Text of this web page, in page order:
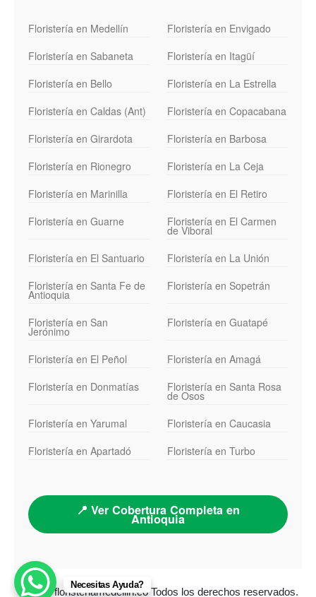
Floristería en Medellín
Floristería en Envigado
Floristería en Sabaneta
Floristería en Itagüí
Floristería en Bello
Floristería en La Estrella
Floristería en Caldas (Ant)
Floristería en Copacabana
Floristería en Girardota
Floristería en Barbosa
Floristería en Rionegro
Floristería en La Ceja
Floristería en Marinilla
Floristería en El Retiro
Floristería en Guarne
Floristería en El Carmen
de Viboral
Floristería en El Santuario
Floristería en La Unión
Floristería en Santa Fe de
Antioquia
Floristería en Sopetrán
Floristería en San
Jerónimo
Floristería en Guatapé
Floristería en El Peñol
Floristería en Amagá
Floristería en Donmatías
Floristería en Santa Rosa
de Osos
Floristería en Yarumal
Floristería en Caucasia
Floristería en Apartadó
Floristería en Turbo
📍 Ver Cobertura Completa en
Antioquia
© 2026 floristeriamedellin.co Todos los derechos reservados.
Necesitas Ayuda?